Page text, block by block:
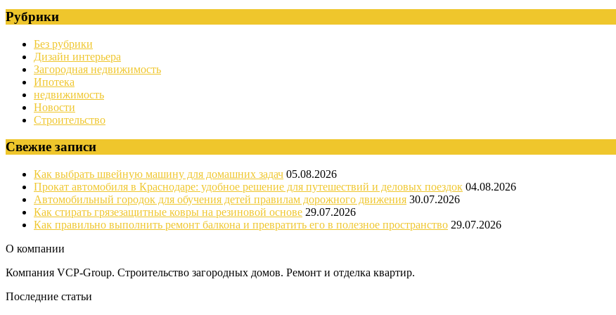
Рубрики
Без рубрики
Дизайн интерьера
Загородная недвижимость
Ипотека
недвижимость
Новости
Строительство
Свежие записи
Как выбрать швейную машину для домашних задач 05.08.2026
Прокат автомобиля в Краснодаре: удобное решение для путешествий и деловых поездок 04.08.2026
Автомобильный городок для обучения детей правилам дорожного движения 30.07.2026
Как стирать грязезащитные ковры на резиновой основе 29.07.2026
Как правильно выполнить ремонт балкона и превратить его в полезное пространство 29.07.2026
О компании
Компания VCP-Group. Строительство загородных домов. Ремонт и отделка квартир.
Последние статьи